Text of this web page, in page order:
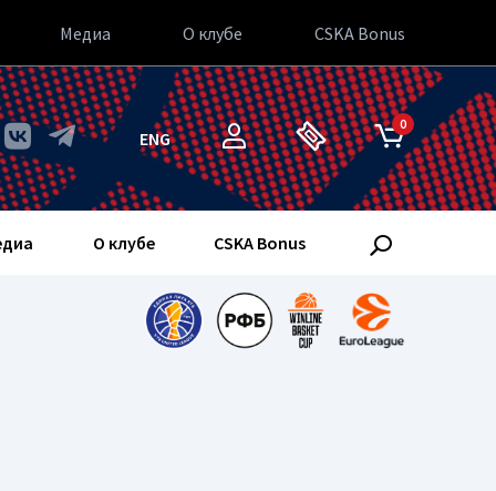
Медиа О клубе CSKA Bonus
ENG
0
О клубе CSKA Bonus